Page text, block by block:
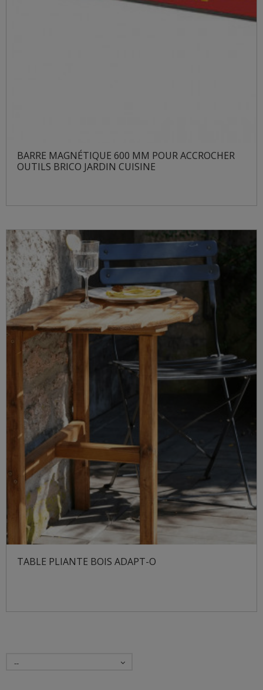
BARRE MAGNÉTIQUE 600 MM POUR ACCROCHER
OUTILS BRICO JARDIN CUISINE
TABLE PLIANTE BOIS ADAPT-O
--